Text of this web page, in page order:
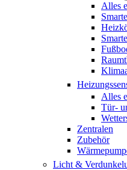
Alles
Alles
Tür-
Zentralen
Zubehör
Licht &